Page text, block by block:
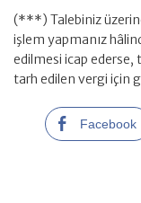
(***) Talebiniz
işlem yapmanız
edilmesi icap ederse,
tarh edilen vergi için
Facebook